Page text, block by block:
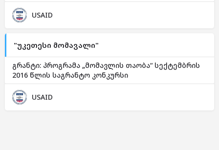
USAID
"უკეთესი მომავალი"
გრანტი: პროგრამა „მომავლის თაობა“ სექტემბრის
2016 წლის საგრანტო კონკურსი
USAID